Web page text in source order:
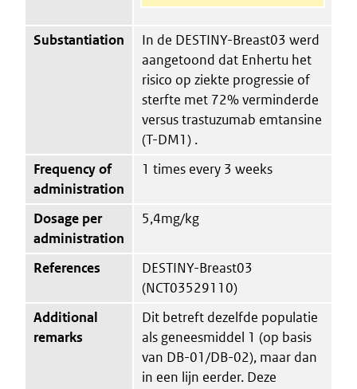
Substantiation
In de DESTINY-Breast03 werd
aangetoond dat Enhertu het
risico op ziekte progressie of
sterfte met 72% verminderde
versus trastuzumab emtansine
(T-DM1) .
Frequency of
administration
1 times every 3 weeks
Dosage per
administration
5,4mg/kg
References
DESTINY-Breast03
(NCT03529110)
Additional
remarks
Dit betreft dezelfde populatie
als geneesmiddel 1 (op basis
van DB-01/DB-02), maar dan
in een lijn eerder. Deze